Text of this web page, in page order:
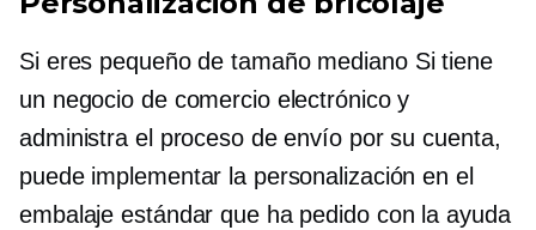
Si eres pequeñode tamaño medianoSi tiene
un negocio de comercio electrónico y
administra el proceso de envío por su cuenta,
puede implementar la personalización en el
embalaje estándar que ha pedido con la ayuda